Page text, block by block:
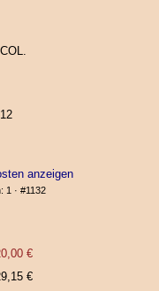
anzeigen
1 · #1132
€
€